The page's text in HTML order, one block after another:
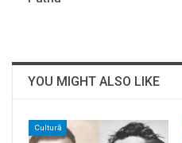
YOU MIGHT ALSO LIKE
Cultură